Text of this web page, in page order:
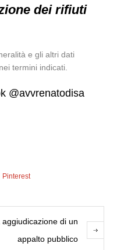
dei rifiuti
e gli altri dati
termini indicati.
@avvrenatodisa
Pinterest
di un
appalto pubblico